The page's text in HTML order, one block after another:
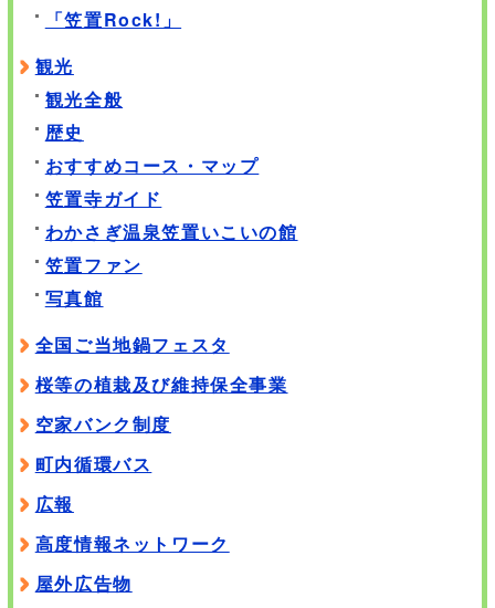
「笠置Rock!」
観光
観光全般
歴史
おすすめコース・マップ
笠置寺ガイド
わかさぎ温泉笠置いこいの館
笠置ファン
写真館
全国ご当地鍋フェスタ
桜等の植栽及び維持保全事業
空家バンク制度
町内循環バス
広報
高度情報ネットワーク
屋外広告物